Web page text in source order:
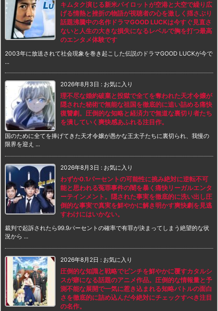
キムタク演じる新米パイロットが空港と大空で繰り広
げる情熱と挫折の物語が視聴者の心を激しく揺さぶり
話題沸騰中の名作ドラマGOOD LUCKは今すぐ見直さ
ないと人生の大きな損失になるレベルで胸を打つ最高
のエンタメ体験です
2003年に放送されて社会現象を巻き起こした伝説のドラマGOOD LUCKが今で
...
2026年8月3日 : お気に入り
理不尽な婚約破棄と投獄で全てを奪われた天才令嬢が
隠された秘術で無能な祖国を徹底的に追い詰める痛快
復讐劇。圧倒的な知略と経済力で無道な裏切り者たち
を潰していく爽快感あふれる注目作。
国のために全てを捧げてきた天才令嬢が愚かな王太子たちに裏切られ、我慢の
限界を迎え ...
2026年8月3日 : お気に入り
わずか0.1パーセントの可能性に挑み絶対に逆転不可
能と思われる冤罪事件の闇を暴く痛快リーガルエンタ
ーテインメント。隠された事実を徹底的に洗い出し圧
倒的な事実で真実を鮮やかに解き明かす爽快劇を見逃
すわけにはいかない。
裁判で起訴されたら99.9パーセントの確率で有罪が決まってしまう絶望的な状
況から ...
2026年8月2日 : お気に入り
圧倒的な知識と戦略でピンチを鮮やかに覆すカタルシ
スが癖になる話題のアニメ作品。圧倒的な情報量と予
測不能な展開で一気に惹き込まれる知略バトルの面白
さを徹底的に詰め込んだ今絶対にチェックすべき注目
の名作。